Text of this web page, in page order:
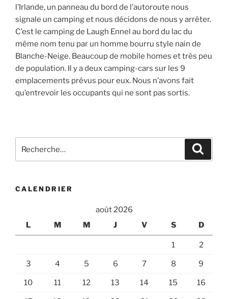
l’Irlande, un panneau du bord de l’autoroute nous
signale un camping et nous décidons de nous y arrêter.
C’est le camping de Laugh Ennel au bord du lac du
même nom tenu par un homme bourru style nain de
Blanche-Neige. Beaucoup de mobile homes et très peu
de population. Il y a deux camping-cars sur les 9
emplacements prévus pour eux. Nous n’avons fait
qu’entrevoir les occupants qui ne sont pas sortis.
pour
CALENDRIER
août 2026
L
M M J V S D
1 2
3 4 5 6 7 8 9
10 11 12 13 14 15 16